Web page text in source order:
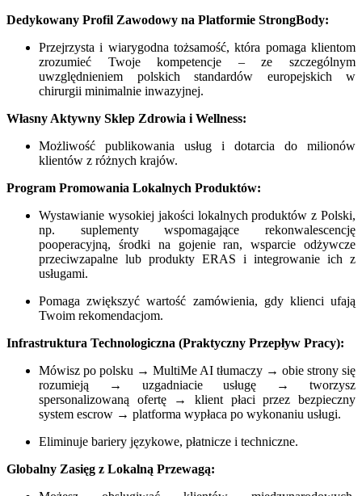
Dedykowany Profil Zawodowy na Platformie StrongBody:
Przejrzysta i wiarygodna tożsamość, która pomaga klientom
zrozumieć Twoje kompetencje – ze szczególnym
uwzględnieniem polskich standardów europejskich w
chirurgii minimalnie inwazyjnej.
Własny Aktywny Sklep Zdrowia i Wellness:
Możliwość publikowania usług i dotarcia do milionów
klientów z różnych krajów.
Program Promowania Lokalnych Produktów:
Wystawianie wysokiej jakości lokalnych produktów z Polski,
np. suplementy wspomagające rekonwalescencję
pooperacyjną, środki na gojenie ran, wsparcie odżywcze
przeciwzapalne lub produkty ERAS i integrowanie ich z
usługami.
Pomaga zwiększyć wartość zamówienia, gdy klienci ufają
Twoim rekomendacjom.
Infrastruktura Technologiczna (Praktyczny Przepływ Pracy):
Mówisz po polsku → MultiMe AI tłumaczy → obie strony się
rozumieją → uzgadniacie usługę → tworzysz
spersonalizowaną ofertę → klient płaci przez bezpieczny
system escrow → platforma wypłaca po wykonaniu usługi.
Eliminuje bariery językowe, płatnicze i techniczne.
Globalny Zasięg z Lokalną Przewagą: